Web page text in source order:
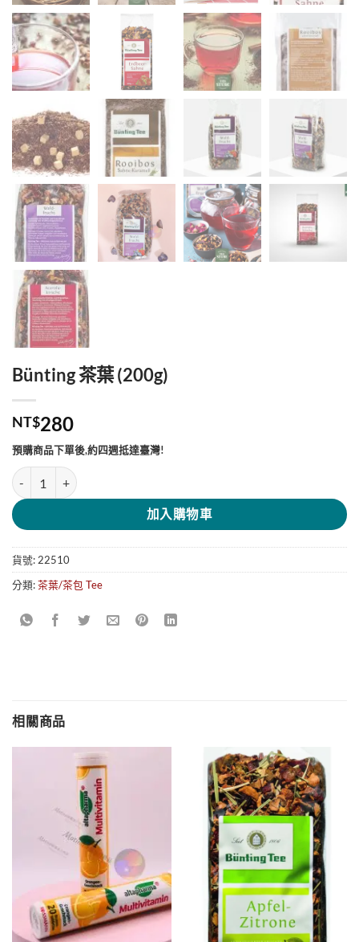
Bünting 茶葉 (200g)
NT$280
預購商品下單後,約四週抵達臺灣!
Bünting 茶葉 (200g) 數量
加入購物車
貨號: 22510
分類:茶葉/茶包 Tee
相關商品